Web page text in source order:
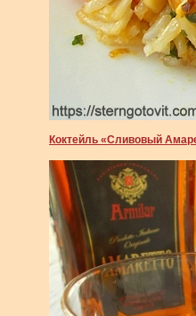
Коктейль «Сливовый